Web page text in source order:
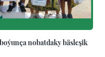
nobatdaky bäsleşik